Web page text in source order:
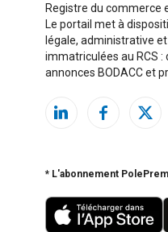
Registre du commerce
Le portail met à
légale, administrative
immatriculées au RCS
annonces BODACC et
* L'abonnement